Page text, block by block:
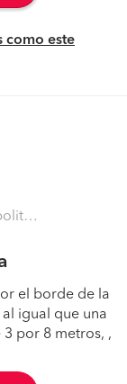
como este
el borde de la
igual que una
por 8 metros, ,